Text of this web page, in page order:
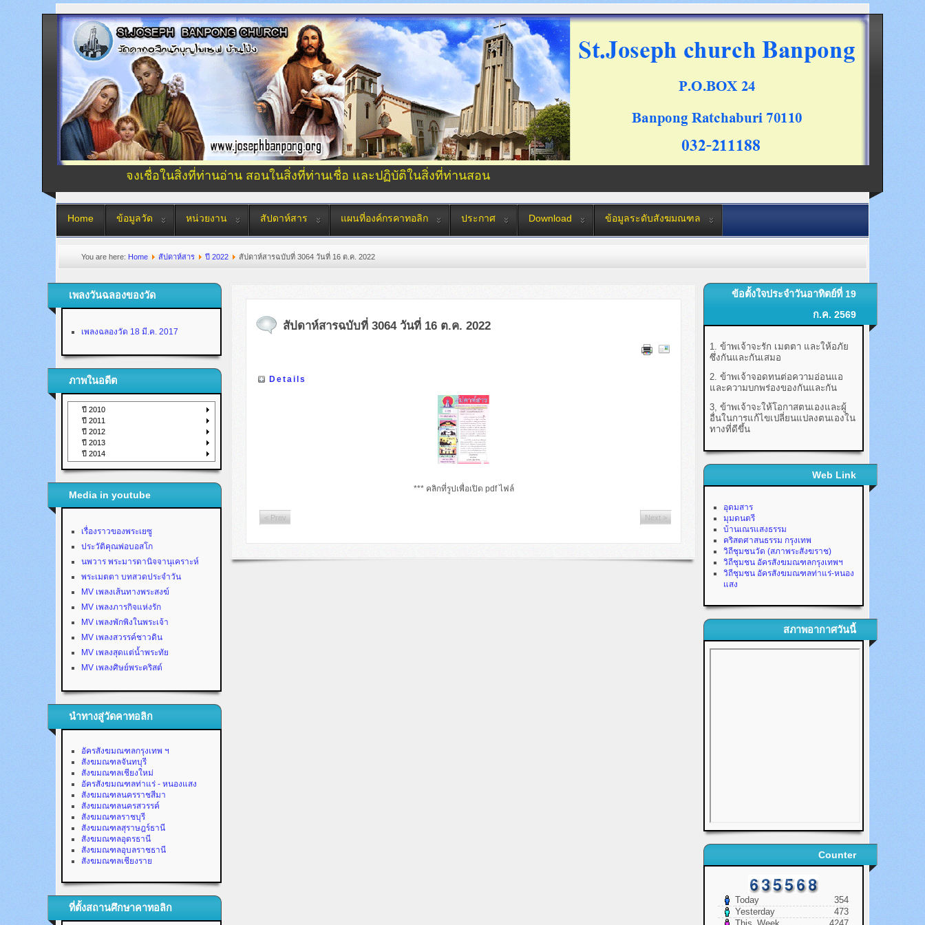
จงเชื่อในสิ่งที่ท่านอ่าน สอนในสิ่งที่ท่านเชื่อ และปฏิบัติในสิ่งที่ท่านสอน
Home ข้อมูลวัด หน่วยงาน สัปดาห์สาร แผนที่องค์กรคาทอลิก ประกาศ Download ข้อมูลระดับสังฆมณฑล
You are here:Home สัปดาห์สาร ปี 2022 สัปดาห์สารฉบับที่ 3064 วันที่ 16 ต.ค. 2022
เพลงวันฉลองของวัด
เพลงฉลองวัด 18 มี.ค. 2017
ภาพในอดีต
ปี 2010
ปี 2011
ปี 2012
ปี 2013
ปี 2014
Media in youtube
เรื่องราวของพระเยซู
ประวัติคุณพ่อบอสโก
นพวาร พระมารดานิจจานุเคราะห์
พระเมตตา บทสวดประจำวัน
MV เพลงเส้นทางพระสงฆ์
MV เพลงภารกิจแห่งรัก
MV เพลงพักพิงในพระเจ้า
MV เพลงสวรรค์ชาวดิน
MV เพลงสุดแต่น้ำพระทัย
MV เพลงศิษย์พระคริสต์
นำทางสู่วัดคาทอลิก
อัครสังฆมณฑลกรุงเทพ ฯ
สังฆมณฑลจันทบุรี
สังฆมณฑลเชียงใหม่
อัครสังฆมณฑลท่าแร่ - หนองแสง
สังฆมณฑลนครราชสีมา
สังฆมณฑลนครสวรรค์
สังฆมณฑลราชบุรี
สังฆมณฑลสุราษฎร์ธานี
สังฆมณฑลอุดรธานี
สังฆมณฑลอุบลราชธานี
สังฆมณฑลเชียงราย
ที่ตั้งสถานศึกษาคาทอลิก
สัปดาห์สารฉบับที่ 3064 วันที่ 16 ต.ค. 2022
Details
*** คลิกที่รูปเพื่อเปิด pdf ไฟล์
< Prev Next >
ข้อตั้งใจประจำวันอาทิตย์ที่ 19
ก.ค. 2569
1. ข้าพเจ้าจะรัก เมตตา และให้อภัย
ซึ่งกันและกันเสมอ
2. ข้าพเจ้าจอดทนต่อความอ่อนแอ
และความบกพร่องของกันและกัน
3, ข้าพเจ้าจะให้โอกาสตนเองและผู้
อื่นในการแก้ไขเปลี่ยนแปลงตนเองใน
ทางที่ดีขึ้น
Web Link
อุดมสาร
มุมดนตรี
บ้านเณรแสงธรรม
คริสตศาสนธรรม กรุงเทพ
วิถีชุมชนวัด (สภาพระสังฆราช)
วิถีชุมชน อัครสังฆมณฑลกรุงเทพฯ
วิถีชุมชน อัครสังฆมณฑลท่าแร่-หนอง
แสง
สภาพอากาศวันนี้
Counter
Today
354
Yesterday
473